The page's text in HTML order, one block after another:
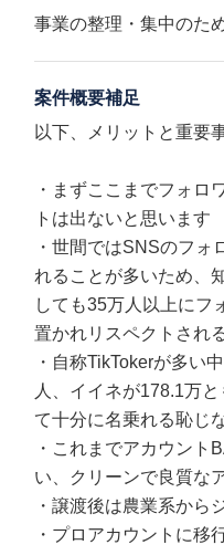
事業の整理・集中のた
案件概要補足
以下、メリットと重要
・まずここまでフォロ
トは出ないと思います
・世間ではSNSのフォ
れることが多いため、
しても35万人以上にフ
置かれリスペクトされ
・自称TikTokerが多い
人、イイネが178.1万
て十分に名乗れる恥じ
・これまでアカウント
い、クリーンで良質な
・譲渡後は農業系から
・プロアカウントに移